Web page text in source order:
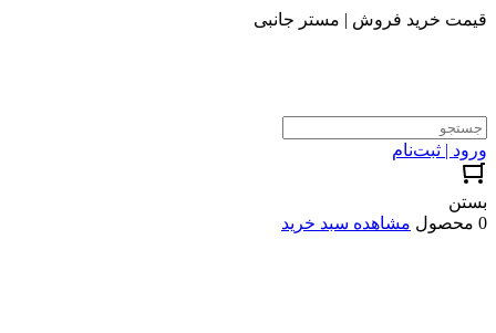
قیمت خرید فروش | مستر جانبی
ورود | ثبت‌نام
بستن
0 محصول
مشاهده سبد خرید